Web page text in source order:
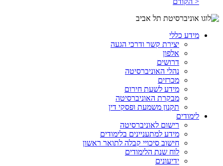
מידע כללי
יצירת קשר ודרכי הגעה
אלפון
דרושים
נהלי האוניברסיטה
מכרזים
מידע לשעת חירום
מבקרת האוניברסיטה
תקנון משמעת ופסקי דין
לימודים
רישום לאוניברסיטה
מידע למתעניינים בלימודים
חישוב סיכויי קבלה לתואר ראשון
לוח שנת הלימודים
ידיעונים